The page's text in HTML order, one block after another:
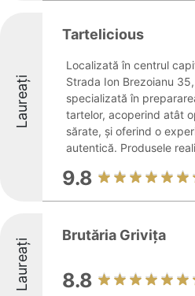
Laureați
Tartelicious
Localizată în centrul
Strada Ion Brezoianu
specializată în
tartelor, acoperind atât
sărate, și oferind o
autentică. Produsele
9.8
Laureați
Brutăria Grivița
8.8